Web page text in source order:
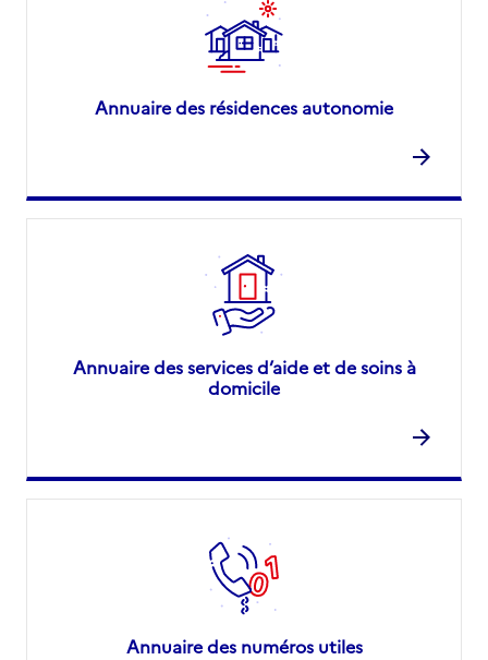
Annuaire des résidences autonomie
Annuaire des services d’aide et de soins à
domicile
Annuaire des numéros utiles